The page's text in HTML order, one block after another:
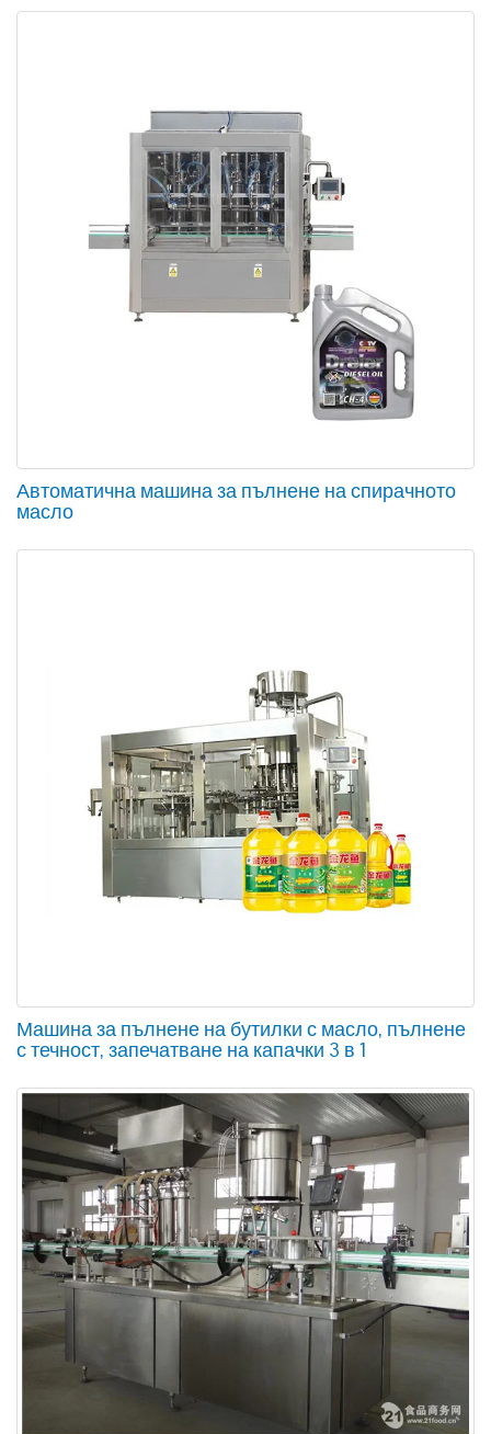
Автоматична машина за пълнене на спирачното
масло
Машина за пълнене на бутилки с масло, пълнене
с течност, запечатване на капачки 3 в 1